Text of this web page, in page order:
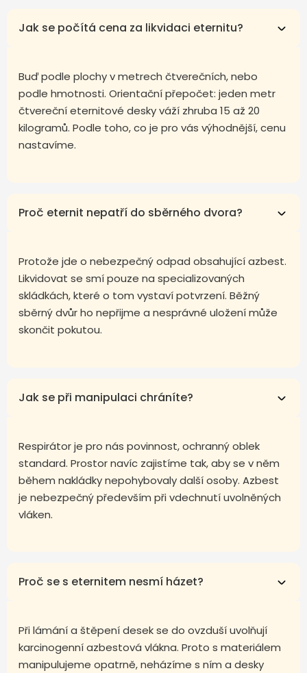
Jak se počítá cena za likvidaci eternitu?
Buď podle plochy v metrech čtverečních, nebo
podle hmotnosti. Orientační přepočet: jeden metr
čtvereční eternitové desky váží zhruba 15 až 20
kilogramů. Podle toho, co je pro vás výhodnější, cenu
nastavíme.
Proč eternit nepatří do sběrného dvora?
Protože jde o nebezpečný odpad obsahující azbest.
Likvidovat se smí pouze na specializovaných
skládkách, které o tom vystaví potvrzení. Běžný
sběrný dvůr ho nepřijme a nesprávné uložení může
skončit pokutou.
Jak se při manipulaci chráníte?
Respirátor je pro nás povinnost, ochranný oblek
standard. Prostor navíc zajistíme tak, aby se v něm
během nakládky nepohybovaly další osoby. Azbest
je nebezpečný především při vdechnutí uvolněných
vláken.
Proč se s eternitem nesmí házet?
Při lámání a štěpení desek se do ovzduší uvolňují
karcinogenní azbestová vlákna. Proto s materiálem
manipulujeme opatrně, neházíme s ním a desky